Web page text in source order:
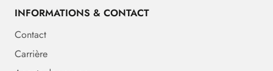
INFORMATIONS & CONTACT
Contact
Carrière